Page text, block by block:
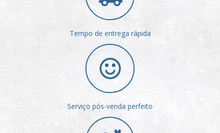
Tempo de entrega rápida
Serviço pós-venda perfeito